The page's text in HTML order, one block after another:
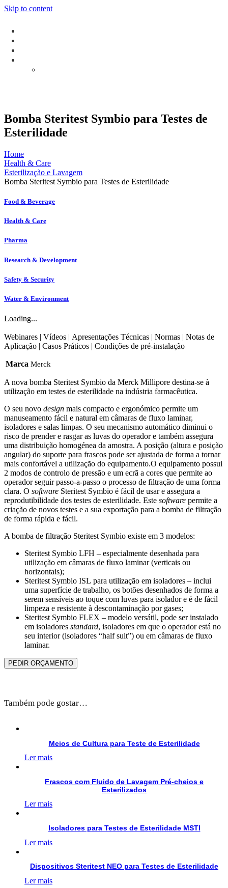
Skip to content
Bomba Steritest Symbio para Testes de
Esterilidade
Home
Health & Care
Esterilização e Lavagem
Bomba Steritest Symbio para Testes de Esterilidade
Food & Beverage
Health & Care
Pharma
Research & Development
Safety & Security
Water & Environment
Loading...
Webinares | Vídeos | Apresentações Técnicas | Normas | Notas de
Aplicação | Casos Práticos | Condições de pré-instalação
Marca Merck
A nova bomba Steritest Symbio da Merck Millipore destina-se à
utilização em testes de esterilidade na indústria farmacêutica.
O seu novo design mais compacto e ergonómico permite um
manuseamento fácil e natural em câmaras de fluxo laminar,
isoladores e salas limpas. O seu mecanismo automático diminui o
risco de prender e rasgar as luvas do operador e também assegura
uma distribuição homogénea da amostra. A posição (altura e posição
angular) do suporte para frascos pode ser ajustada de forma a tornar
mais confortável a utilização do equipamento.O equipamento possui
2 modos de controlo de pressão e um ecrã a cores que permite ao
operador seguir passo-a-passo o processo de filtração de uma forma
clara. O software Steritest Symbio é fácil de usar e assegura a
reprodutibilidade dos testes de esterilidade. Este software permite a
criação de novos testes e a sua exportação para a bomba de filtração
de forma rápida e fácil.
A bomba de filtração Steritest Symbio existe em 3 modelos:
Steritest Symbio LFH – especialmente desenhada para
utilização em câmaras de fluxo laminar (verticais ou
horizontais);
Steritest Symbio ISL para utilização em isoladores – inclui
uma superfície de trabalho, os botões desenhados de forma a
serem sensíveis ao toque com luvas para isolador e é de fácil
limpeza e resistente à descontaminação por gases;
Steritest Symbio FLEX – modelo versátil, pode ser instalado
em isoladores standard, isoladores em que o operador está no
seu interior (isoladores “half suit”) ou em câmaras de fluxo
laminar.
PEDIR ORÇAMENTO
Também pode gostar…
Meios de Cultura para Teste de Esterilidade
Ler mais
Frascos com Fluido de Lavagem Pré-cheios e
Esterilizados
Ler mais
Isoladores para Testes de Esterilidade MSTI
Ler mais
Dispositivos Steritest NEO para Testes de Esterilidade
Ler mais